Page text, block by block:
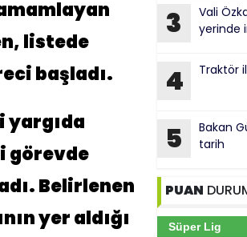
listede
başladı.
yargıda
görevde
Belirlenen
yer aldığı
3
Vali
yerinde
4 Traktör
5
Bakan
tarih
PUAN
Süper Lig